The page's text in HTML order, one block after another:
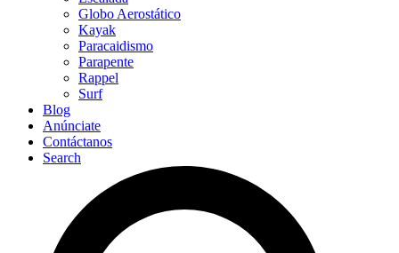
Globo Aerostático
Kayak
Paracaidismo
Parapente
Rappel
Surf
Blog
Anúnciate
Contáctanos
Search